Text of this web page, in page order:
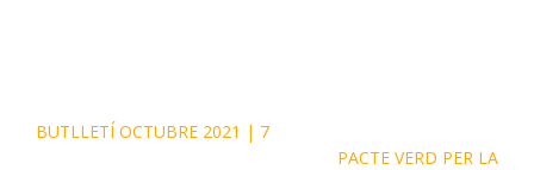
BUTLLETÍ OCTUBRE 2021 | 7
PACTE VERD PER LA